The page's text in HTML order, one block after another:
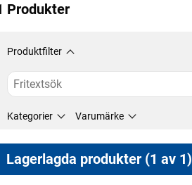
Produkter
Produktfilter
Kategorier Varumärke
Lagerlagda produkter (1 av 1)